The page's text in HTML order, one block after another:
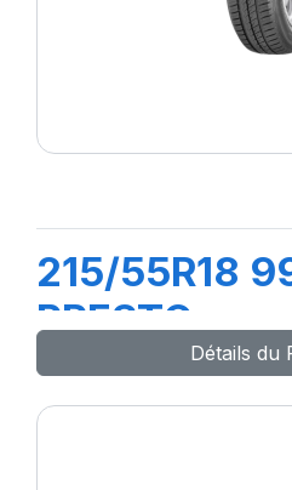
215/55R18
PRESTO
Détails du